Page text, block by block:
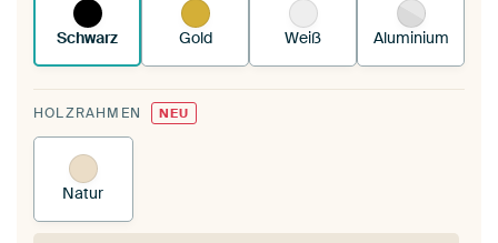
Schwarz Gold Weiß Aluminium
HOLZRAHMEN NEU
Natur